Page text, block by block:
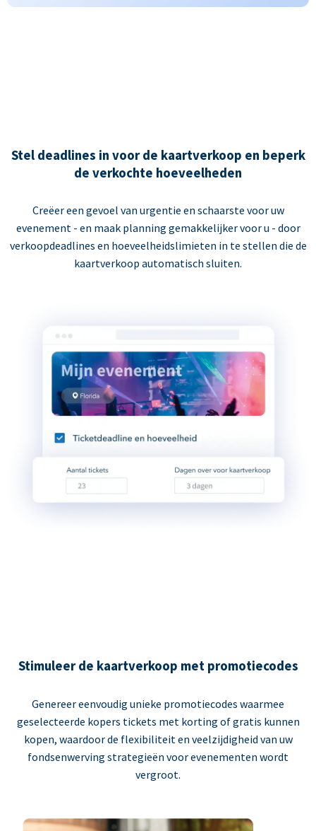
Stel deadlines in voor de kaartverkoop en beperk
de verkochte hoeveelheden
Creëer een gevoel van urgentie en schaarste voor uw
evenement - en maak planning gemakkelijker voor u - door
verkoopdeadlines en hoeveelheidslimieten in te stellen die de
kaartverkoop automatisch sluiten.
Stimuleer de kaartverkoop met promotiecodes
Genereer eenvoudig unieke promotiecodes waarmee
geselecteerde kopers tickets met korting of gratis kunnen
kopen, waardoor de flexibiliteit en veelzijdigheid van uw
fondsenwerving strategieën voor evenementen wordt
vergroot.